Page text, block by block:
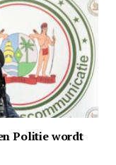
Politie wordt